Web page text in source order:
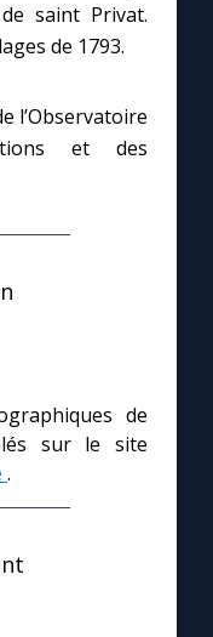
saint Privat.
de 1793.
l’Observatoire
et des
de
sur le site
.